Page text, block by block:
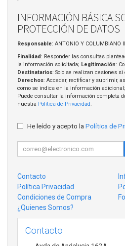
INFORMACIÓN BÁSICA
PROTECCIÓN DE DATOS
Responsable: ANTONIO Y COLUMBIANO
Finalidad: Responder las consultas
la información solicitada; Legitimación:
Destinatarios: Solo se realizan cesiones
Derechos: Acceder, rectificar y suprimir,
como se indica en la información adicional;
Puede consultar la información completa
nuestra Política de Privacidad .
He leído y acepto la Política de
Contacto
Política Privacidad
Condiciones de Compra
¿Quienes Somos?
Contacto